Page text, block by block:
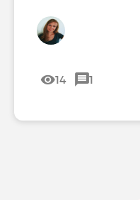
14 1